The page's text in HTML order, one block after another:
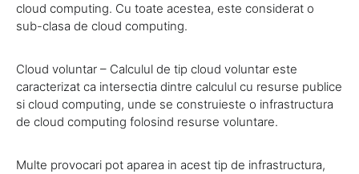
cloud computing. Cu toate acestea, este considerat o
sub-clasa de cloud computing.
Cloud voluntar – Calculul de tip cloud voluntar este
caracterizat ca intersectia dintre calculul cu resurse publice
si cloud computing, unde se construieste o infrastructura
de cloud computing folosind resurse voluntare.
Multe provocari pot aparea in acest tip de infrastructura,